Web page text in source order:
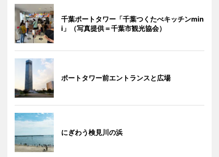
千葉ポートタワー「千葉つくたべキッチンmin
i」（写真提供＝千葉市観光協会）
ポートタワー前エントランスと広場
にぎわう検見川の浜